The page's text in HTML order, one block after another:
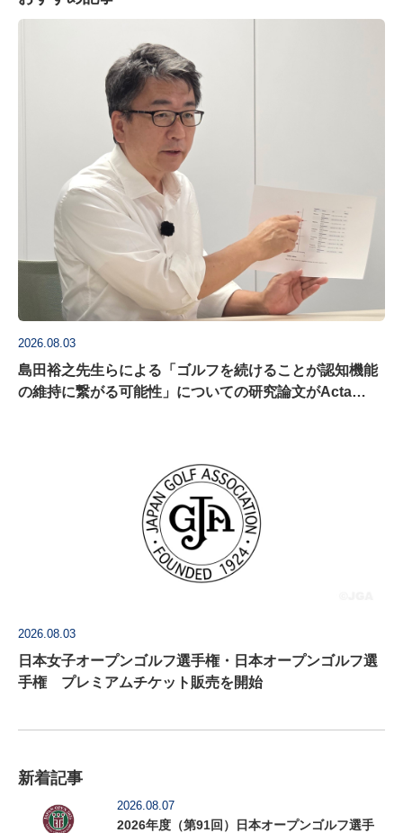
2026.08.03
島田裕之先生らによる「ゴルフを続けることが認知機能
の維持に繋がる可能性」についての研究論文がActa
2026.08.03
日本女子オープンゴルフ選手権・日本オープンゴルフ選
手権 プレミアムチケット販売を開始
新着記事
2026.08.07
2026年度（第91回）日本オープンゴルフ選手